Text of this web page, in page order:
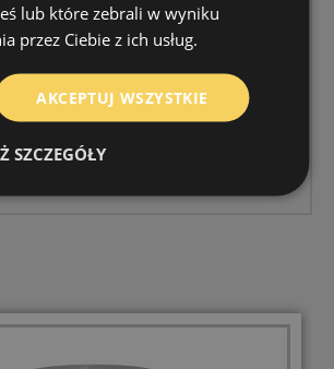
prácu so strojmi
uľahčujúca prácu so strojmi
otvory
lub które zebrali w wyniku
przez Ciebie z ich usług.
AKCEPTUJ WSZYSTKIE
SZCZEGÓŁY